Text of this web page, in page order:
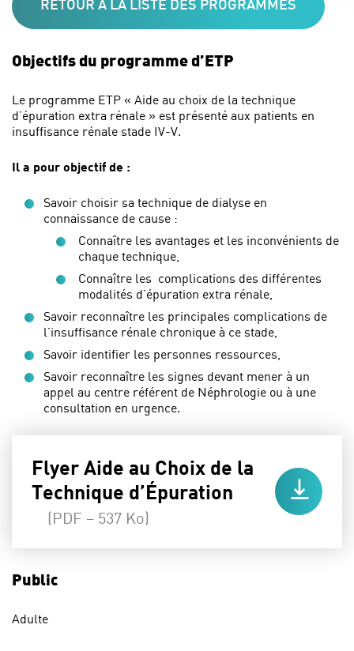
RETOUR À LA LISTE DES PROGRAMMES
Objectifs du programme d’ETP
Le programme ETP « Aide au choix de la technique
d’épuration extra rénale » est présenté aux patients en
insuffisance rénale stade IV-V.
Il a pour objectif de :
Savoir choisir sa technique de dialyse en
connaissance de cause :
Connaître les avantages et les inconvénients de
chaque technique,
Connaître les complications des différentes
modalités d’épuration extra rénale,
Savoir reconnaître les principales complications de
l’insuffisance rénale chronique à ce stade,
Savoir identifier les personnes ressources,
Savoir reconnaître les signes devant mener à un
appel au centre référent de Néphrologie ou à une
consultation en urgence.
Flyer Aide au Choix de la
Technique d’Épuration
(PDF – 537 Ko)
Public
Adulte